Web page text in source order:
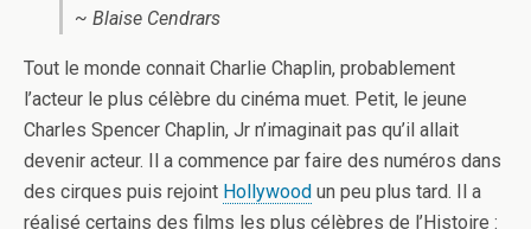
~ Blaise Cendrars
Tout le monde connait Charlie Chaplin, probablement
l’acteur le plus célèbre du cinéma muet. Petit, le jeune
Charles Spencer Chaplin, Jr n’imaginait pas qu’il allait
devenir acteur. Il a commence par faire des numéros dans
des cirques puis rejoint Hollywood un peu plus tard. Il a
réalisé certains des films les plus célèbres de l’Histoire :